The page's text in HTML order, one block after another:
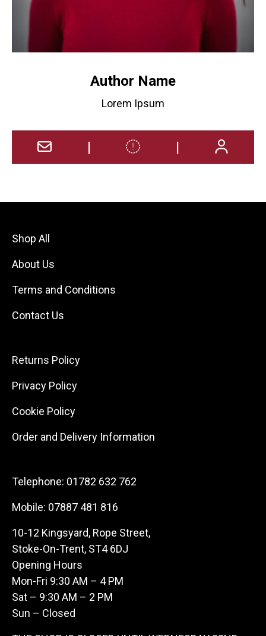
Author Name
Lorem Ipsum
| |
Shop All
About Us
Terms and Conditions
Contact Us
Returns Policy
Privacy Policy
Cookie Policy
Order and Delivery Information
Telephone: 01782 632 762
Mobile: 07887 481 816
10-12 Kingsyard, Rope Street,
Stoke-On-Trent, ST4 6DJ
Opening Hours
Mon-Fri 9:30 AM – 4 PM
Sat – 9:30 AM – 2 PM
Sun – Closed